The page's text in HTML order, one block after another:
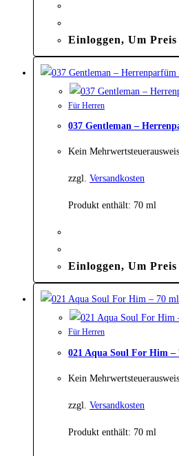
Einloggen, Um
Für Herren
037 Gentleman –
Kein
zzgl. Versandkosten
Produkt enthält: 70 ml
Einloggen, Um
Für Herren
021 Aqua Soul For Him –
Kein
zzgl. Versandkosten
Produkt enthält: 70 ml